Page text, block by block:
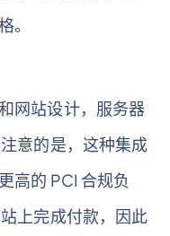
。
网站设计，服务器
意的是，这种集成
高的 PCI 合规负
上完成付款，因此